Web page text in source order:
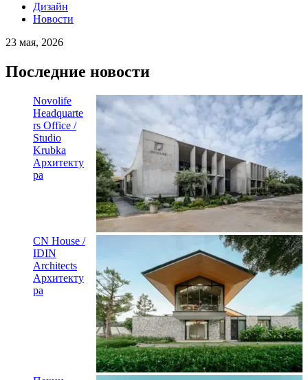
Дизайн
Новости
23 мая, 2026
Последние новости
Novolife
Headquarte
rs Office /
Studio
Krubka
Архитекту
ра
CN House /
IDIN
Architects
Архитекту
ра